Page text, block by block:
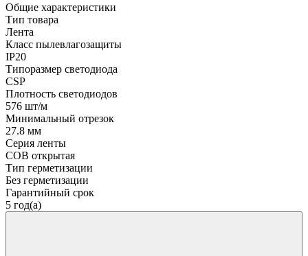
Общие характеристики
Тип товара
Лента
Класс пылевлагозащиты
IP20
Типоразмер светодиода
CSP
Плотность светодиодов
576 шт/м
Минимальный отрезок
27.8 мм
Серия ленты
COB открытая
Тип герметизации
Без герметизации
Гарантийный срок
5 год(а)